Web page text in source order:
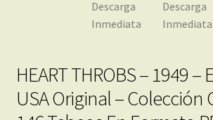
HEART THROBS – 1949 –
USA Original – Colección